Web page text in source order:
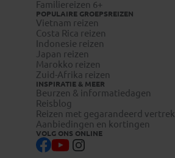
Familiereizen 6+
POPULAIRE GROEPSREIZEN
Vietnam reizen
Costa Rica reizen
Indonesie reizen
Japan reizen
Marokko reizen
Zuid-Afrika reizen
INSPIRATIE & MEER
Beurzen & informatiedagen
Reisblog
Reizen met gegarandeerd vertrek
Aanbiedingen en kortingen
VOLG ONS ONLINE